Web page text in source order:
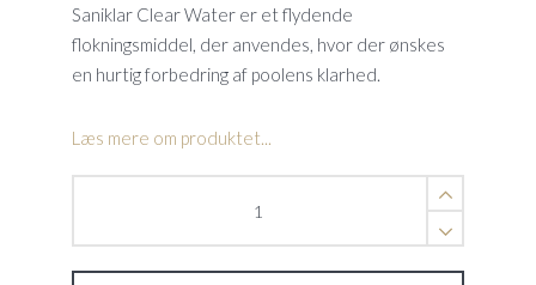
Saniklar Clear Water er et flydende
flokningsmiddel, der anvendes, hvor der ønskes
en hurtig forbedring af poolens klarhed.
Læs mere om produktet...